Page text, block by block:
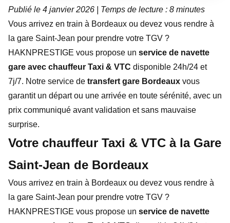
Publié le 4 janvier 2026 | Temps de lecture : 8 minutes
Vous arrivez en train à Bordeaux ou devez vous rendre à
la gare Saint-Jean pour prendre votre TGV ?
HAKNPRESTIGE vous propose un service de navette
gare avec chauffeur Taxi & VTC disponible 24h/24 et
7j/7. Notre service de transfert gare Bordeaux vous
garantit un départ ou une arrivée en toute sérénité, avec un
prix communiqué avant validation et sans mauvaise
surprise.
Votre chauffeur Taxi & VTC à la Gare
Saint-Jean de Bordeaux
Vous arrivez en train à Bordeaux ou devez vous rendre à
la gare Saint-Jean pour prendre votre TGV ?
HAKNPRESTIGE vous propose un service de navette